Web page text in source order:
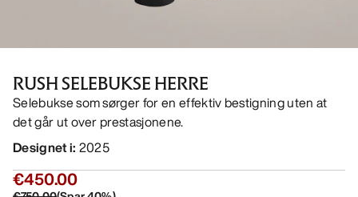
RUSH SELEBUKSE HERRE
Selebukse som sørger for en effektiv bestigning uten at
det går ut over prestasjonene.
Designet i: 2025
€450.00